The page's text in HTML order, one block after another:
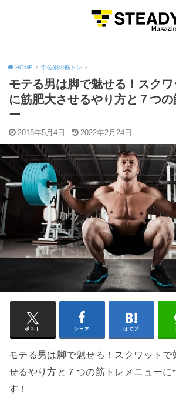
HOME 部位別の筋トレ
モテる男は脚で魅せる！スク
に筋肥大させるやり方と７つ
ー
2018年5月4日 2022年2月24日
ポスト シェア はてブ
モテる男は脚で魅せる！スクワットで
せるやり方と７つの筋トレメニューに
す！